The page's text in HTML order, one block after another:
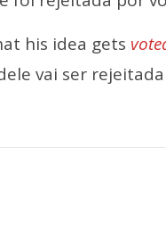
his idea gets
vai ser